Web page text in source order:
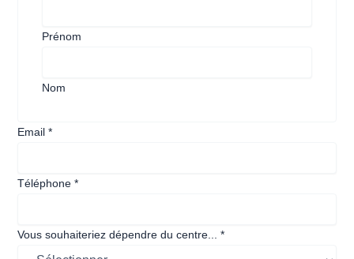
Prénom
Nom
Email*
Téléphone*
Vous souhaiteriez dépendre du centre...*